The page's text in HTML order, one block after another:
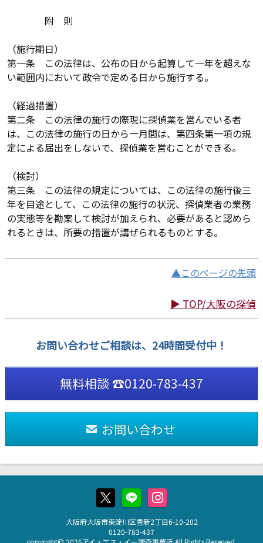
附 則
（施行期日）
第一条 この法律は、公布の日から起算して一年を超えな
い範囲内において政令で定める日から施行する。
（経過措置）
第二条 この法律の施行の際現に探偵業を営んでいる者
は、この法律の施行の日から一月間は、第四条第一項の規
定による届出をしないで、探偵業を営むことができる。
（検討）
第三条 この法律の規定については、この法律の施行後三
年を目途として、この法律の施行の状況、探偵業者の業務
の実態等を勘案して検討が加えられ、必要があると認めら
れるときは、所要の措置が講ぜられるものとする。
▲このページの先頭
▶ TOP/大阪の探偵
お問い合わせご相談は、24時間受付中！
無料相談 ☎0120-783-437
お問い合わせ
大阪府大阪市東淀川区豊新2丁目6-10-202
0120-783-437